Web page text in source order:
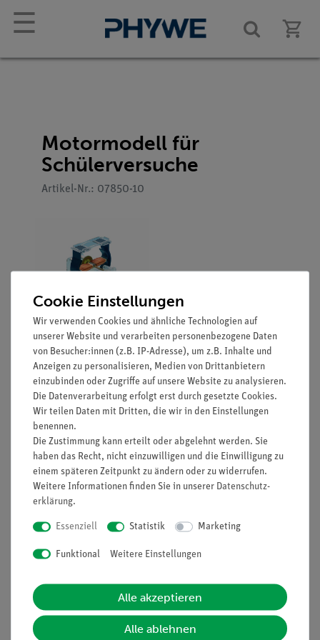
☰
Motormodell für
Schülerversuche
Artikel-Nr.: 07850-10
Funktion und Verwendung
Schülermotor mit sichtbaren Funktionselementen.
Ausstattung und technische
Daten
Mit Doppel-T-Anker
Auflagefläche für Stabmagnete (72x20) mm oder
U-Kerne
Schnurscheibe
Stativhalterung
Belastbarkeit max. 9 V/1 A
Empfohlenes Zubehör
Cookie Einstellungen
Wir verwenden Cookies und ähnliche Technologien auf
unserer Website und verarbeiten personenbezogene Daten
von Besucher:innen (z.B. IP-Adresse), um z.B. Inhalte und
Anzeigen zu personalisieren, Medien von Drittanbietern
einzubinden oder Zugriffe auf unsere Website zu analysieren.
Die Datenverarbeitung erfolgt erst durch gesetzte Cookies.
Wir teilen Daten mit Dritten, die wir in den Einstellungen
benennen.
Die Zustimmung kann erteilt oder abgelehnt werden. Sie
haben das Recht, nicht einzuwilligen und die Einwilligung zu
einem späteren Zeitpunkt zu ändern oder zu widerrufen.
Weitere Informationen finden Sie in unserer Daten­schutz­
erklärung.
Essenziell Statistik Marketing
Funktional Weitere Einstellungen
Alle akzeptieren
Alle ablehnen